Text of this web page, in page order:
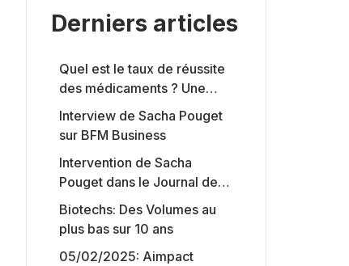
Derniers articles
Quel est le taux de réussite
des médicaments ? Une
étude intéressante chez les
Big Pharmas
Interview de Sacha Pouget
sur BFM Business
Intervention de Sacha
Pouget dans le Journal des
Biotechs de Boursorama
Biotechs: Des Volumes au
plus bas sur 10 ans
05/02/2025: Aimpact